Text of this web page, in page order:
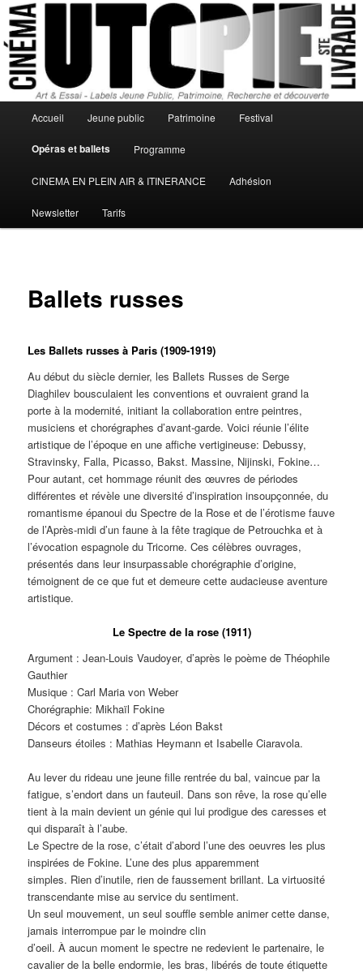
Aller
au
contenu
principalcinéma utopie
programmes, horaires, cinéma en plein air, séances du cinéma L'Utopie de
Sainte Livrade sur Lot
principal
Accueil Jeune public Patrimoine Festival
Opéras et ballets Programme
CINEMA EN PLEIN AIR & ITINERANCE Adhésion
Newsletter Tarifs
Ballets russes
Les Ballets russes à Paris (1909-1919)
Au début du siècle dernier, les Ballets Russes de Serge
Diaghilev bousculaient les conventions et ouvraient grand la
porte à la modernité, initiant la collaboration entre peintres,
musiciens et chorégraphes d’avant-garde. Voici réunie l’élite
artistique de l’époque en une affiche vertigineuse: Debussy,
Stravinsky, Falla, Picasso, Bakst. Massine, Nijinski, Fokine…
Pour autant, cet hommage réunit des œuvres de périodes
différentes et révèle une diversité d’inspiration insoupçonnée, du
romantisme épanoui du Spectre de la Rose et de l’érotisme fauve
de l’Après-midi d’un faune à la fête tragique de Petrouchka et à
l’évocation espagnole du Tricorne. Ces célèbres ouvrages,
présentés dans leur insurpassable chorégraphie d’origine,
témoignent de ce que fut et demeure cette audacieuse aventure
artistique.
Le Spectre de la rose (1911)
Argument : Jean-Louis Vaudoyer, d’après le poème de Théophile
Gauthier
Musique : Carl Maria von Weber
Chorégraphie: Mikhaïl Fokine
Décors et costumes : d’après Léon Bakst
Danseurs étoiles : Mathias Heymann et Isabelle Ciaravola.
Au lever du rideau une jeune fille rentrée du bal, vaincue par la
fatigue, s’endort dans un fauteuil. Dans son rêve, la rose qu’elle
tient à la main devient un génie qui lui prodigue des caresses et
qui disparaît à l’aube.
Le Spectre de la rose, c’était d’abord l’une des oeuvres les plus
inspirées de Fokine. L’une des plus apparemment
simples. Rien d’inutile, rien de faussement brillant. La virtuosité
transcendante mise au service du sentiment.
Un seul mouvement, un seul souffle semble animer cette danse,
jamais interrompue par le moindre clin
d’oeil. À aucun moment le spectre ne redevient le partenaire, le
cavalier de la belle endormie, les bras, libérés de toute étiquette